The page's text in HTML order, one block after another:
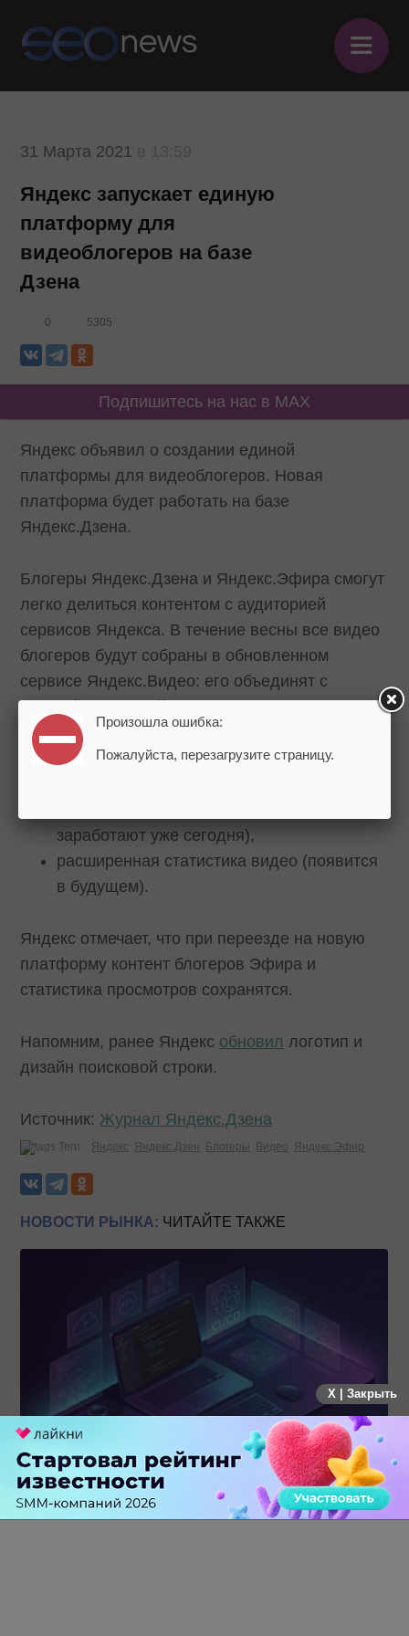
≡
31 Марта 2021
Яндекс запускает единую
платформу для
видеоблогеров на базе
Дзена
0 5305
Подпишитесь на нас в MAX
Яндекс объявил о создании единой
платформы для видеоблогеров. Новая
платформа будет работать на базе
Яндекс.Дзена.
Блогеры Яндекс.Дзена и Яндекс.Эфира смогут
легко делиться контентом с аудиторией
сервисов Яндекса. В течение весны все видео
блогеров будут собраны в обновленном
сервисе Яндекс.Видео: его объединят с
главной страницей Яндекс.Эфира.
Блогерам платформы станут доступны:
заработают уже сегодня),
расширенная статистика видео (появится
в будущем).
Яндекс отмечает, что при переезде на новую
платформу контент блогеров Эфира и
статистика просмотров сохранятся.
Напомним, ранее Яндекс обновил логотип и
дизайн поисковой строки.
Источник: Журнал Яндекс.Дзена
Теги: Яндекс Яндекс.Дзен Блогеры Видео Яндекс.Эфир
НОВОСТИ РЫНКА: ЧИТАЙТЕ ТАКЖЕ
MAX открывает API и запускает программу поддержки
разработчиков альтернативных клиентов
X | Закрыть
Произошла ошибка:
Пожалуйста, перезагрузите страницу.